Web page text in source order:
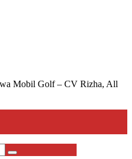
Mobil Golf – CV Rizha, All